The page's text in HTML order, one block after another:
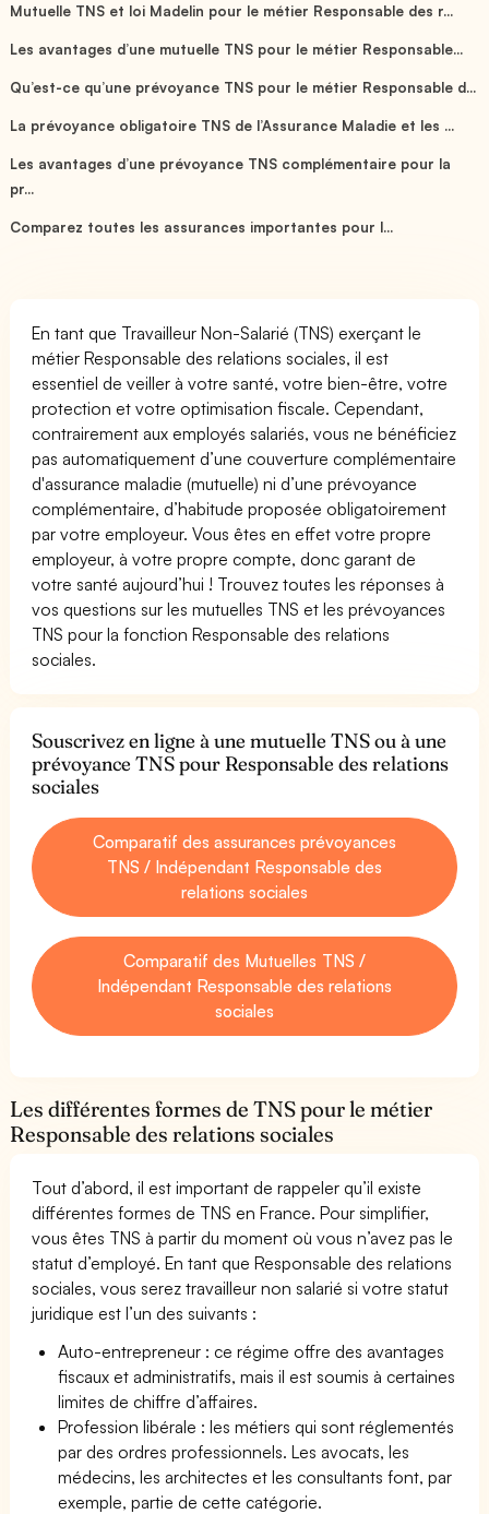
Mutuelle TNS et loi Madelin pour le métier Responsable des r...
Les avantages d’une mutuelle TNS pour le métier Responsable...
Qu’est-ce qu’une prévoyance TNS pour le métier Responsable d...
La prévoyance obligatoire TNS de l’Assurance Maladie et les ...
Les avantages d’une prévoyance TNS complémentaire pour la
pr...
Comparez toutes les assurances importantes pour l...
En tant que Travailleur Non-Salarié (TNS) exerçant le
métier Responsable des relations sociales, il est
essentiel de veiller à votre santé, votre bien-être, votre
protection et votre optimisation fiscale. Cependant,
contrairement aux employés salariés, vous ne bénéficiez
pas automatiquement d’une couverture complémentaire
d'assurance maladie (mutuelle) ni d’une prévoyance
complémentaire, d’habitude proposée obligatoirement
par votre employeur. Vous êtes en effet votre propre
employeur, à votre propre compte, donc garant de
votre santé aujourd’hui ! Trouvez toutes les réponses à
vos questions sur les mutuelles TNS et les prévoyances
TNS pour la fonction Responsable des relations
sociales.
Souscrivez en ligne à une mutuelle TNS ou à une
prévoyance TNS pour Responsable des relations
sociales
Comparatif des assurances prévoyances
TNS / Indépendant Responsable des
relations sociales
Comparatif des Mutuelles TNS /
Indépendant Responsable des relations
sociales
Les différentes formes de TNS pour le métier
Responsable des relations sociales
Tout d’abord, il est important de rappeler qu’il existe
différentes formes de TNS en France. Pour simplifier,
vous êtes TNS à partir du moment où vous n’avez pas le
statut d’employé. En tant que Responsable des relations
sociales, vous serez travailleur non salarié si votre statut
juridique est l’un des suivants :
Auto-entrepreneur : ce régime offre des avantages
fiscaux et administratifs, mais il est soumis à certaines
limites de chiffre d’affaires.
Profession libérale : les métiers qui sont réglementés
par des ordres professionnels. Les avocats, les
médecins, les architectes et les consultants font, par
exemple, partie de cette catégorie.